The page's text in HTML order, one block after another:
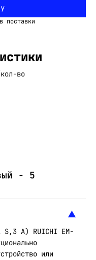
поставки
во
- 5
A) RUICHI EM-
или